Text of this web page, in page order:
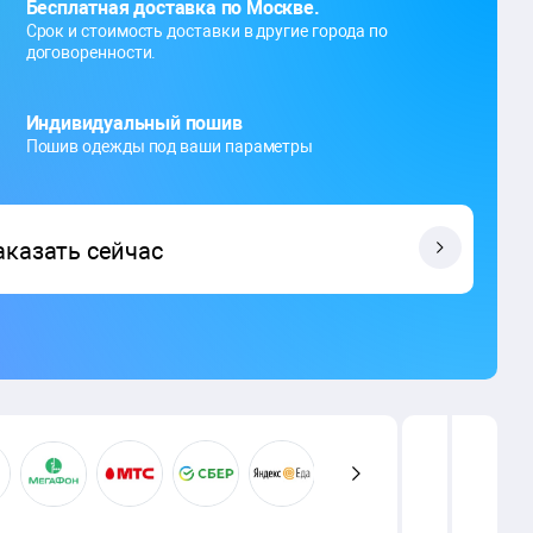
Бесплатная доставка по Москве.
Срок и стоимость доставки в другие города по
договоренности.
Индивидуальный пошив
Пошив одежды под ваши параметры
сейчас